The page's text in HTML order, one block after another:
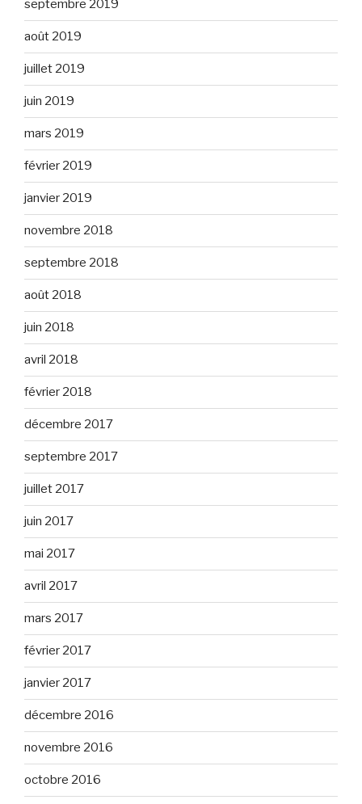
septembre 2019
août 2019
juillet 2019
juin 2019
mars 2019
février 2019
janvier 2019
novembre 2018
septembre 2018
août 2018
juin 2018
avril 2018
février 2018
décembre 2017
septembre 2017
juillet 2017
juin 2017
mai 2017
avril 2017
mars 2017
février 2017
janvier 2017
décembre 2016
novembre 2016
octobre 2016